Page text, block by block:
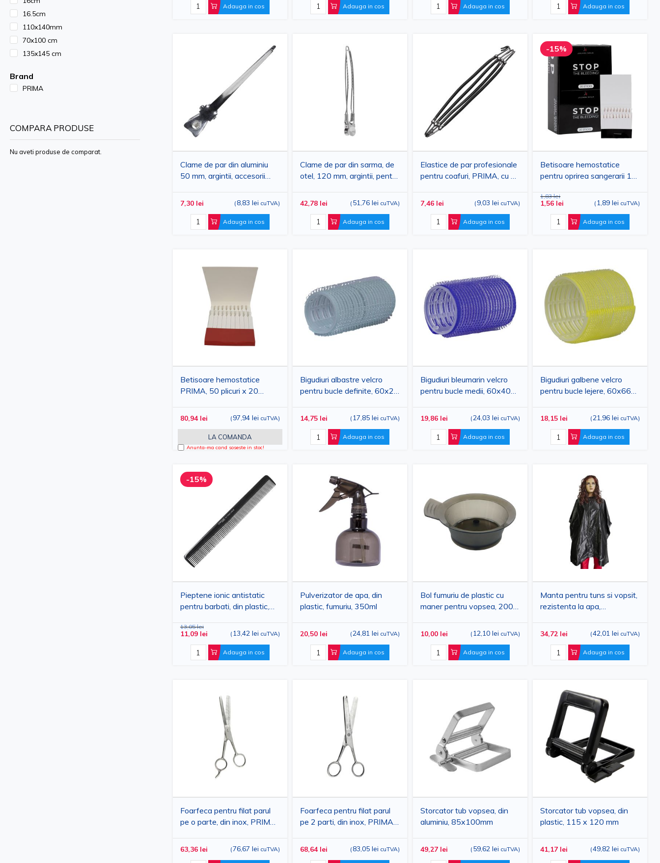
vopselelor. Diametrul 14 cm.
Accesorii Coafor & Frizerie - standarde stricte de calitate, la prețuri competitive.
Adauga in cos Adauga in cos Adauga in cos Adauga in cos
Clame de par din aluminiu
50 mm, argintii, accesorii
7,30 lei (8,83 lei cuTVA)
Adauga in cos
Clame de par din sarma, de
otel, 120 mm, argintii, pentru
42,78 lei ( 51,76 lei cuTVA)
Adauga in cos
Elastice de par profesionale
pentru coafuri, PRIMA, cu 2
7,46 lei ( 9,03 lei cuTVA)
Adauga in cos
-15%
Betisoare hemostatice
pentru oprirea sangerarii 1
1,56 lei
1,83 lei
( 1,89 lei cuTVA)
Adauga in cos
Betisoare hemostatice
PRIMA, 50 plicuri x 20
80,94 lei ( 97,94 lei cuTVA)
LA COMANDA
Anunta-ma cand soseste in stoc!
Bigudiuri albastre velcro
pentru bucle definite, 60x28
14,75 lei ( 17,85 lei cuTVA)
Adauga in cos
Bigudiuri bleumarin velcro
pentru bucle medii, 60x40
19,86 lei (24,03 lei cuTVA)
Adauga in cos
Bigudiuri galbene velcro
pentru bucle lejere, 60x66
18,15 lei (21,96 lei cuTVA)
Adauga in cos
-15%
Pieptene ionic antistatic
pentru barbati, din plastic,
si personal
11,09 lei
13,05 lei
( 13,42 lei cuTVA)
Adauga in cos
Pulverizator de apa, din
plastic, fumuriu, 350ml
20,50 lei (24,81 lei cuTVA)
Adauga in cos
Bol fumuriu de plastic cu
maner pentru vopsea, 200
10,00 lei ( 12,10 lei cuTVA)
Adauga in cos
Manta pentru tuns si vopsit,
rezistenta la apa,
34,72 lei (42,01 lei cuTVA)
Adauga in cos
Foarfeca pentru filat parul
pe o parte, din inox, PRIMA,
63,36 lei (76,67 lei cuTVA)
Foarfeca pentru filat parul
pe 2 parti, din inox, PRIMA,
68,64 lei (83,05 lei cuTVA)
Storcator tub vopsea, din
aluminiu, 85x100mm
49,27 lei ( 59,62 lei cuTVA)
Storcator tub vopsea, din
plastic, 115 x 120 mm
41,17 lei (49,82 lei cuTVA)
16.5cm
110x140mm
70x100 cm
135x145 cm
Brand
PRIMA
COMPARA PRODUSE
Nu aveti produse de comparat.